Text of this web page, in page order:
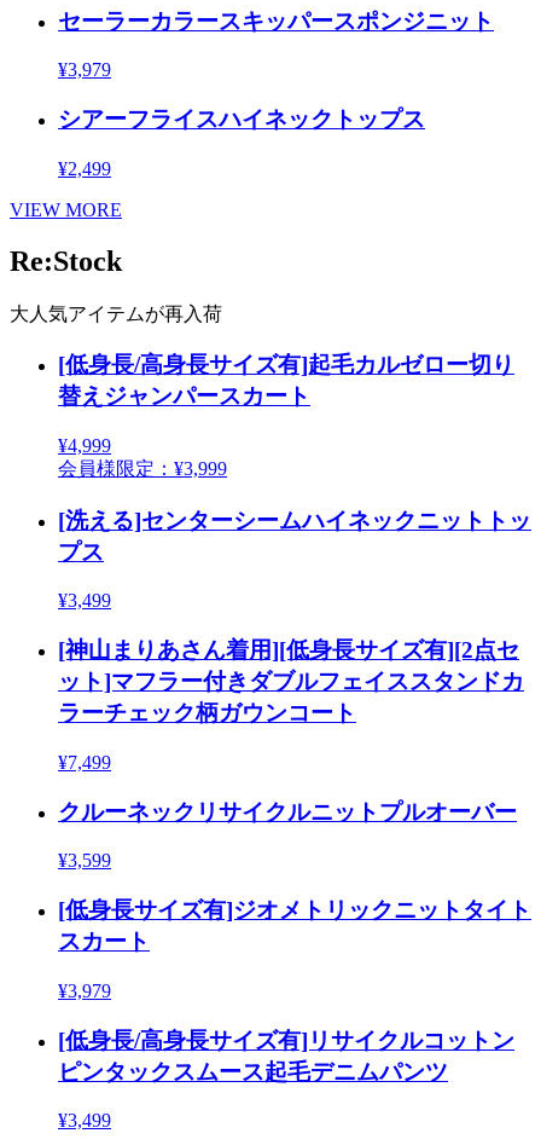
セーラーカラースキッパースポンジニット
¥3,979
シアーフライスハイネックトップス
¥2,499
VIEW MORE
Re:Stock
大人気アイテムが再入荷
[低身長/高身長サイズ有]起毛カルゼロー切り
替えジャンパースカート
¥4,999
会員様限定：¥3,999
[洗える]センターシームハイネックニットトッ
プス
¥3,499
[神山まりあさん着用][低身長サイズ有][2点セ
ット]マフラー付きダブルフェイススタンドカ
ラーチェック柄ガウンコート
¥7,499
クルーネックリサイクルニットプルオーバー
¥3,599
[低身長サイズ有]ジオメトリックニットタイト
スカート
¥3,979
[低身長/高身長サイズ有]リサイクルコットン
ピンタックスムース起毛デニムパンツ
¥3,499